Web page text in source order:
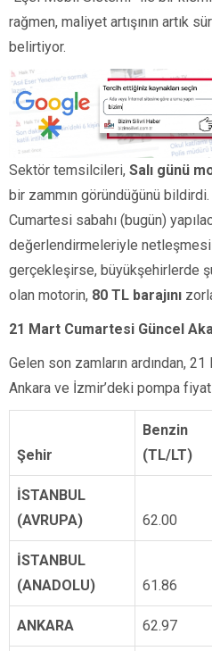
rağmen, maliyet artışının artık
belirtiyor.
Sektör temsilcileri, Salı günü
bir zammın göründüğünü
Cumartesi sabahı (bugün)
değerlendirmeleriyle
gerçekleşirse, büyükşehirlerde
olan motorin, 80 TL barajını
21 Mart Cumartesi Güncel
Gelen son zamların ardından,
Ankara ve İzmir’deki pompa
Şehir
Benzin
(TL/LT)
İSTANBUL
(AVRUPA)
62.00
İSTANBUL
(ANADOLU)
61.86
ANKARA 62.97